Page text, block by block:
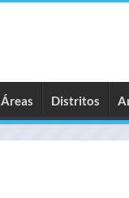
Áreas Distritos